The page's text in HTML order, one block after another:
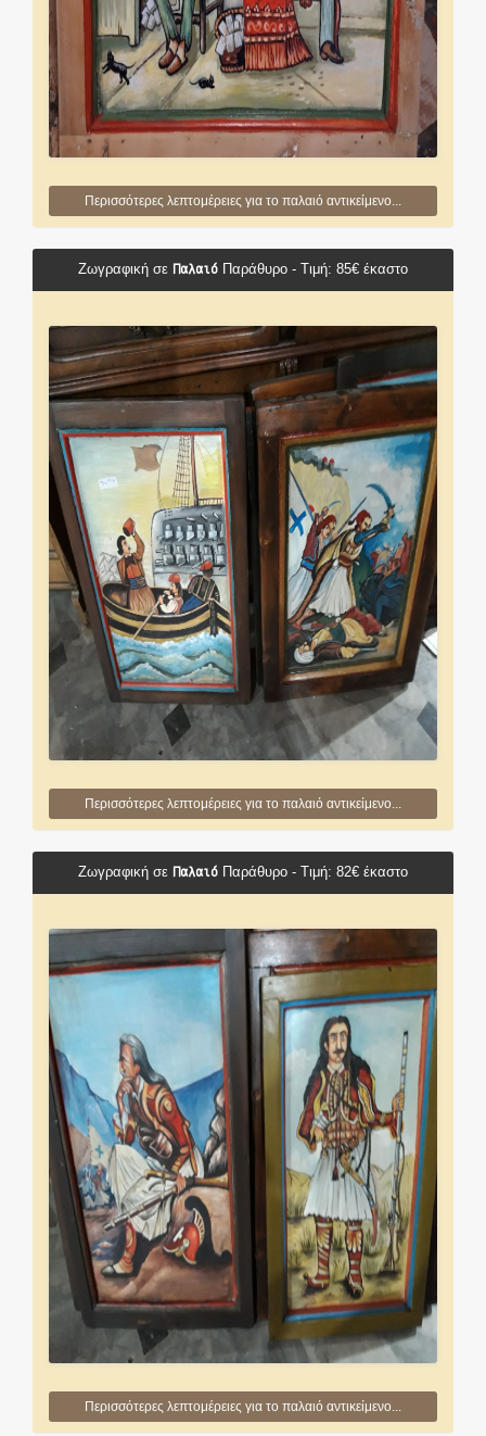
Περισσότερες λεπτομέρειες για το παλαιό αντικείμενο...
Ζωγραφική σε Παλαιό Παράθυρο - Τιμή: 85€ έκαστο
Περισσότερες λεπτομέρειες για το παλαιό αντικείμενο...
Ζωγραφική σε Παλαιό Παράθυρο - Τιμή: 82€ έκαστο
Περισσότερες λεπτομέρειες για το παλαιό αντικείμενο...